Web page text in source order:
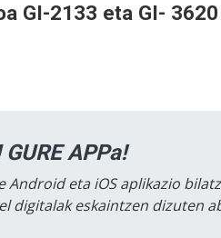
GI-2133 eta GI-
APPa!
Android eta iOS aplikazio
digitalak eskaintzen dizuten